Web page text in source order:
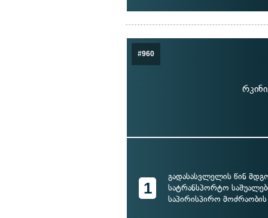
#960
1
გადასასვლელის წინ
სატრანსპორტო
საპირისპირო